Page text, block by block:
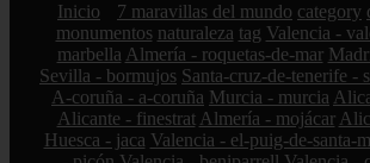
Inicio 7 maravillas del mundo category
monumentos naturaleza tag Valencia -
marbella Almería - roquetas-de-mar
Sevilla - bormujos Santa-cruz-de-tenerife -
A-coruña - a-coruña Murcia - murcia
Alicante - finestrat Almería - mojácar
Huesca - jaca Valencia - el-puig-de-santa-